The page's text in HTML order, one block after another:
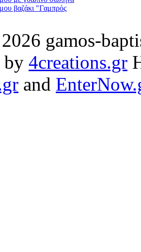
βαζάκι "Γαμπρός
gamos-
by 4creations.gr
and